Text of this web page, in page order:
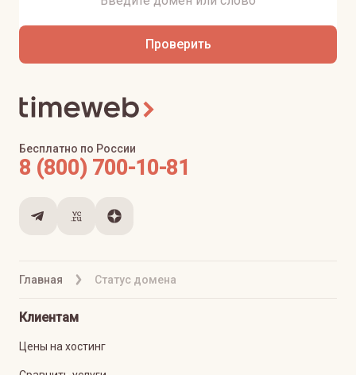
Проверить
Главная Статус домена
Бесплатно по России
8 (800) 700-10-81
Клиентам
Цены на хостинг